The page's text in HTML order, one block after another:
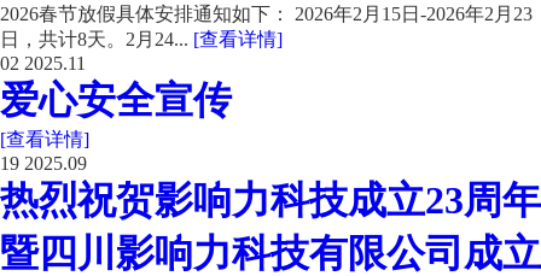
2026春节放假具体安排通知如下： 2026年2月15日-2026年2月23
日，共计8天。2月24... [查看详情]
02 2025.11
爱心安全宣传
[查看详情]
19 2025.09
热烈祝贺影响力科技成立23周年
暨四川影响力科技有限公司成立